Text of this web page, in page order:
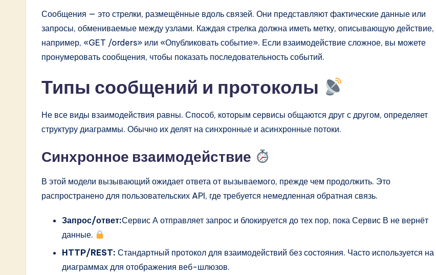
Сообщения — это стрелки, размещённые вдоль связей. Они представляют фактические данные или
запросы, обмениваемые между узлами. Каждая стрелка должна иметь метку, описывающую действие,
например, «GET /orders» или «Опубликовать событие». Если взаимодействие сложное, вы можете
пронумеровать сообщения, чтобы показать последовательность событий.
Типы сообщений и протоколы
Не все виды взаимодействия равны. Способ, которым сервисы общаются друг с другом, определяет
структуру диаграммы. Обычно их делят на синхронные и асинхронные потоки.
Синхронное взаимодействие
В этой модели вызывающий ожидает ответа от вызываемого, прежде чем продолжить. Это
распространено для пользовательских API, где требуется немедленная обратная связь.
Запрос/ответ:Сервис А отправляет запрос и блокируется до тех пор, пока Сервис В не вернёт
данные.
HTTP/REST: Стандартный протокол для взаимодействий без состояния. Часто используется на
диаграммах для отображения веб-шлюзов.